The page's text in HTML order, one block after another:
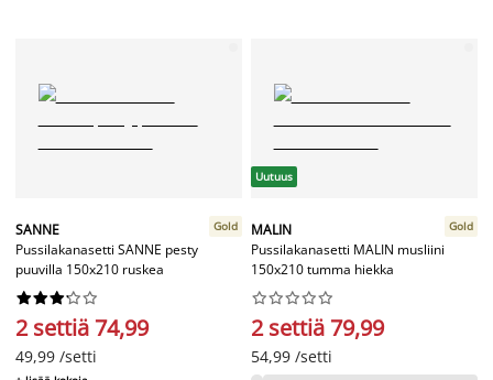
SANNE
Pussilakanasetti SANNE pesty
puuvilla 150x210 ruskea
Gold






2 settiä 74,99
49,99 /setti
Uutuus
MALIN
Pussilakanasetti MALIN musliini
150x210 tumma hiekka
Gold






2 settiä 79,99
54,99 /setti